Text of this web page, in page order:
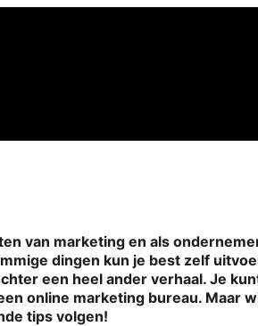
van marketing en als
dingen kun je best zelf
een heel ander verhaal. Je
online marketing bureau. Maar
tips volgen!